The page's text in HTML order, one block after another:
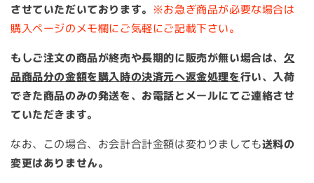
させていただいております。 ※お急ぎ商品が必要な場合は
購入ページのメモ欄にご気軽にご記載下さい。
もしご注文の商品が終売や長期的に販売が無い場合は、欠
品商品分の金額を購入時の決済元へ返金処理を行い、入荷
できた商品のみの発送を、お電話とメールにてご連絡させ
ていただきます。
なお、この場合、お会計合計金額は変わりましても送料の
変更はありません。